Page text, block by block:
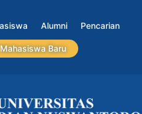
Alumni Pencarian
Baru